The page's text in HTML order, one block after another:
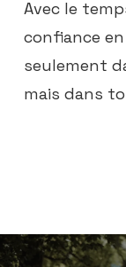
Avec le
confiance
seulement
mais dans